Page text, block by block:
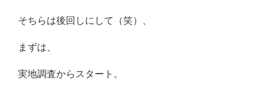
そちらは後回しにして（笑）、
まずは、
実地調査からスタート。